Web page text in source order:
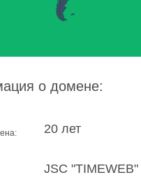
о домене:
20 лет
JSC "TIMEWEB"